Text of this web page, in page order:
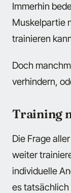
Immerhin
Muskelpartie
trainieren
Doch
verhindern,
Training
Die Frage
weiter
individuelle
es tatsächlich